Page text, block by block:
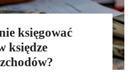
księgować
księdze